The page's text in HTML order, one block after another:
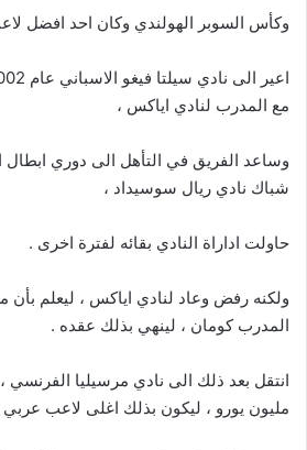
وكأس السوبر الهولندي وكان احد افضل
مع المدرب لنادي اياكس ،
وساعد الفريق في التأهل الى دوري ابطال
شباك نادي ريال سوسيداد ،
حاولت اداراة النادي بقائه لفترة اخرى .
ولكنه رفض وعاد لنادي اياكس ، ليعلم بأن
المدرب كومان ، لينهي بذلك عقده .
انتقل بعد ذلك الى نادي مرسيليا الفرنسي
مليون يورو ، ليكون بذلك اغلى لاعب عربي